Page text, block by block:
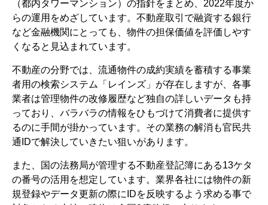
（都内タワーマンション）の指針をまとめ、2022年度か
らの運用をめざしています。不動産取引で融資する銀行
など金融機関にとっても、物件の担保価値を評価しやす
くなると見込まれています。
不動産の分野では、流通物件の成約実績を蓄積する事業
者用の検索システム「レインズ」が存在しますが、各事
業者は管理物件の改修履歴など独自の詳しいデータも持
っており、バラバラの情報をひもづけて消費者に提供す
るのに手間が掛かっています。その業務の解消も官民共
通IDで解決していきたい狙いがあります。
また、国の法務局が管理する不動産登記簿にある13ケタ
の番号の活用を想定しています。業界各社には物件の新
規登録やデータ更新の際にIDを反映するよう求める事で